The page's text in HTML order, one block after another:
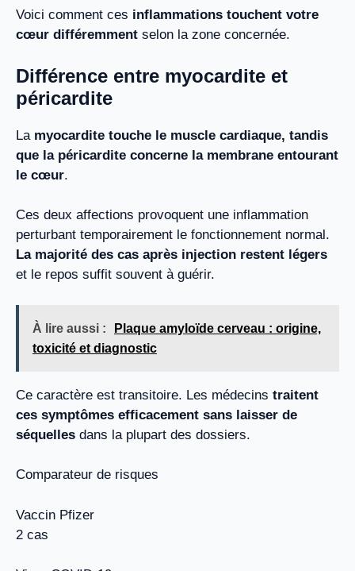
Voici comment ces inflammations touchent votre
cœur différemment selon la zone concernée.
Différence entre myocardite et
péricardite
La myocardite touche le muscle cardiaque, tandis
que la péricardite concerne la membrane entourant
le cœur.
Ces deux affections provoquent une inflammation
perturbant temporairement le fonctionnement normal.
La majorité des cas après injection restent légers
et le repos suffit souvent à guérir.
À lire aussi :
Plaque amyloïde cerveau : origine,
toxicité et diagnostic
Ce caractère est transitoire. Les médecins traitent
ces symptômes efficacement sans laisser de
séquelles dans la plupart des dossiers.
Comparateur de risques
Vaccin Pfizer
2 cas